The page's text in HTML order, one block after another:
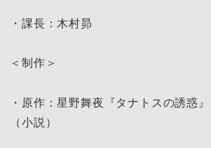
・課長：木村昴
＜制作＞
・原作：星野舞夜『タナトスの誘惑
（小説）